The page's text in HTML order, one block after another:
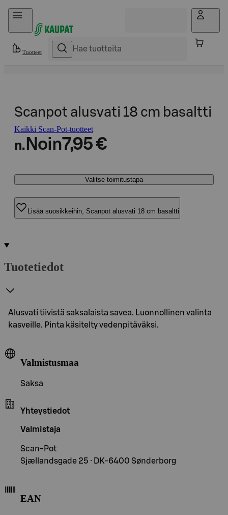
Hyppää sisältöön
Tuotteet
Scanpot alusvati 18 cm basaltti
Kaikki Scan-Pot-tuotteet
n. Noin7,95 €
Valitse toimitustapa
Lisää suosikkeihin, Scanpot alusvati 18 cm basaltti
Tuotetiedot
Alusvati tiivistä saksalaista savea. Luonnollinen valinta
kasveille. Pinta käsitelty vedenpitäväksi.
Valmistusmaa
Saksa
Yhteystiedot
Valmistaja
Scan-Pot
Sjællandsgade 25 · DK-6400 Sønderborg
EAN